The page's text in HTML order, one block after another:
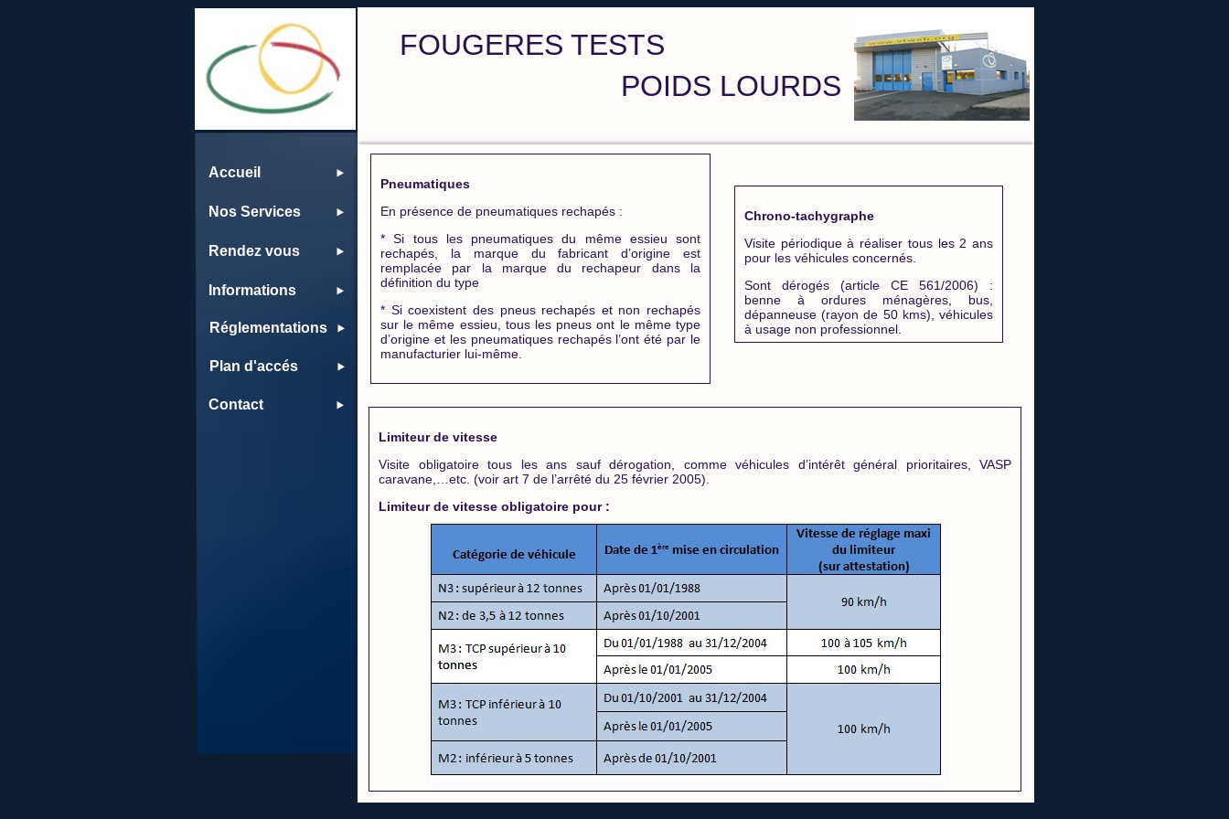
FOUGERES TESTS
POIDS LOURDS
Accueil
Nos Services
Rendez vous
Informations
Réglementations
Plan d'accés
Contact
Pneumatiques
En présence de pneumatiques rechapés :
* Si tous les pneumatiques du même essieu sont
rechapés, la marque du fabricant d’origine est
remplacée par la marque du rechapeur dans la
définition du type
* Si coexistent des pneus rechapés et non rechapés
sur le même essieu, tous les pneus ont le même type
d’origine et les pneumatiques rechapés l’ont été par le
manufacturier lui-même.
Chrono-tachygraphe
Visite périodique à réaliser tous les 2 ans
pour les véhicules concernés.
Sont dérogés (article CE 561/2006) :
benne à ordures ménagères, bus,
dépanneuse (rayon de 50 kms), véhicules
à usage non professionnel.
Limiteur de vitesse
Visite obligatoire tous les ans sauf dérogation, comme véhicules d’intérêt général prioritaires, VASP
caravane,…etc. (voir art 7 de l’arrêté du 25 février 2005).
Limiteur de vitesse obligatoire pour :